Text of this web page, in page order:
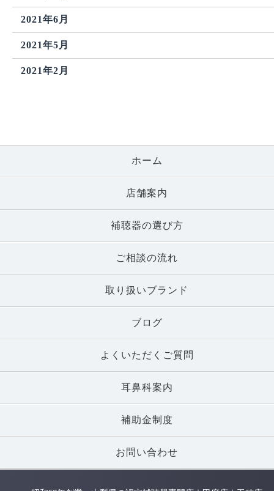
2021年6月
2021年5月
2021年2月
ホーム
店舗案内
補聴器の選び方
ご相談の流れ
取り扱いブランド
ブログ
よくいただくご質問
耳鼻科案内
補助金制度
お問い合わせ